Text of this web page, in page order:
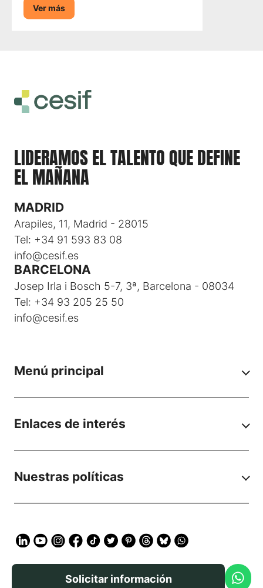
Solicitar información
Ver más
LIDERAMOS EL TALENTO QUE DEFINE
EL MAÑANA
MADRID
Arapiles, 11, Madrid - 28015
Tel: +34 91 593 83 08
info@cesif.es
BARCELONA
Josep Irla i Bosch 5-7, 3ª, Barcelona - 08034
Tel: +34 93 205 25 50
info@cesif.es
Menú principal
Enlaces de interés
Nuestras políticas